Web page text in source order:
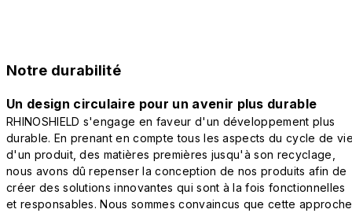
Notre durabilité
Un design circulaire pour un avenir plus durable
RHINOSHIELD s'engage en faveur d'un développement plus
durable. En prenant en compte tous les aspects du cycle de
d'un produit, des matières premières jusqu'à son recyclage,
nous avons dû repenser la conception de nos produits afin de
créer des solutions innovantes qui sont à la fois fonctionnelles
et responsables. Nous sommes convaincus que cette approche